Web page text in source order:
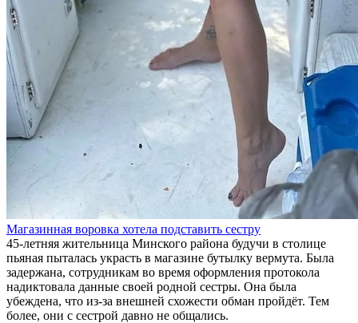
Магазинная воровка хотела подставить сестру
45-летняя жительница Минского района будучи в столице
пьяная пыталась украсть в магазине бутылку вермута. Была
задержана, сотрудникам во время оформления протокола
надиктовала данные своей родной сестры. Она была
убеждена, что из-за внешней схожести обман пройдёт. Тем
более, они с сестрой давно не общались.